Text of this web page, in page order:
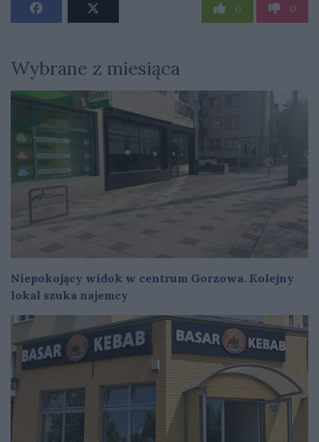
0 0
Wybrane z miesiąca
Niepokojący widok w centrum Gorzowa. Kolejny
lokal szuka najemcy